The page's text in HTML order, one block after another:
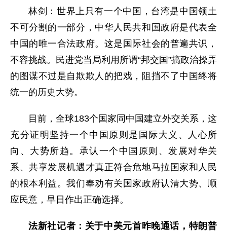
林剑：世界上只有一个中国，台湾是中国领土
不可分割的一部分，中华人民共和国政府是代表全
中国的唯一合法政府。这是国际社会的普遍共识，
不容挑战。民进党当局利用所谓“邦交国”搞政治操弄
的图谋不过是自欺欺人的把戏，阻挡不了中国终将
统一的历史大势。
目前，全球183个国家同中国建立外交关系，这
充分证明坚持一个中国原则是国际大义、人心所
向、大势所趋。承认一个中国原则、发展对华关
系、共享发展机遇才真正符合危地马拉国家和人民
的根本利益。我们奉劝有关国家政府认清大势、顺
应民意，早日作出正确选择。
法新社记者：关于中美元首昨晚通话，特朗普